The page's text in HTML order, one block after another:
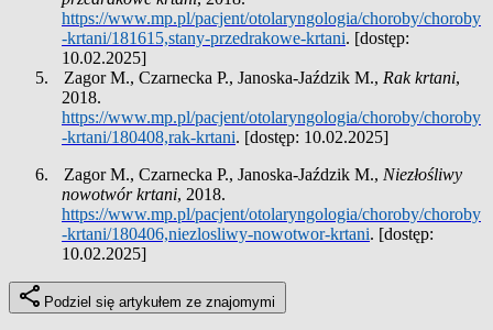
https://www.mp.pl/pacjent/otolaryngologia/choroby/choroby
-krtani/181615,stany-przedrakowe-krtani. [dostęp:
10.02.2025]
5.
Zagor M., Czarnecka P., Janoska-Jaździk M., Rak krtani,
2018.
https://www.mp.pl/pacjent/otolaryngologia/choroby/choroby
-krtani/180408,rak-krtani. [dostęp: 10.02.2025]
6.
Zagor M., Czarnecka P., Janoska-Jaździk M., Niezłośliwy
nowotwór krtani, 2018.
https://www.mp.pl/pacjent/otolaryngologia/choroby/choroby
-krtani/180406,niezlosliwy-nowotwor-krtani. [dostęp:
10.02.2025]
Podziel się artykułem ze znajomymi